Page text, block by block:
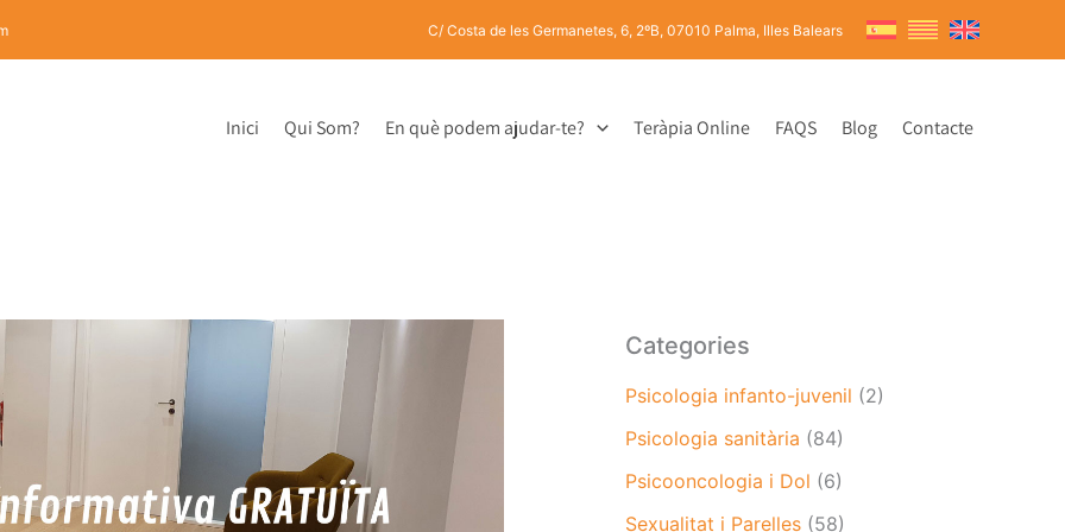
C/ Costa de les Germanetes, 6, 2ºB, 07010 Palma, Illes Balears
Inici Qui Som? En què podem ajudar-te? Teràpia Online FAQS Blog Contacte
Categories
Psicologia infanto-juvenil (2)
Psicologia sanitària (84)
Psicooncologia i Dol (6)
Sexualitat i Parelles (58)